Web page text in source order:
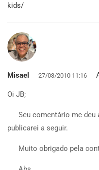
kids/
Misael 27/03/2010 11:16
Oi JB;
Seu comentário me deu
publicarei a seguir.
Muito obrigado pela